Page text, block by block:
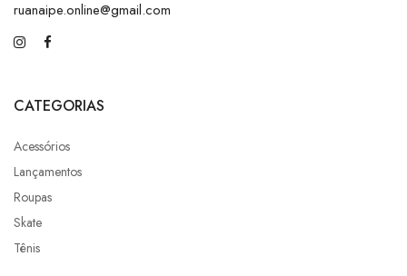
ruanaipe.online@gmail.com
CATEGORIAS
Acessórios
Lançamentos
Roupas
Skate
Tênis